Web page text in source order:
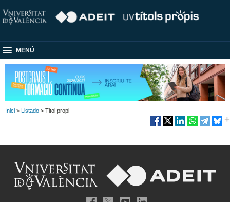
MENÚ
Inici > Listado > Titol propi